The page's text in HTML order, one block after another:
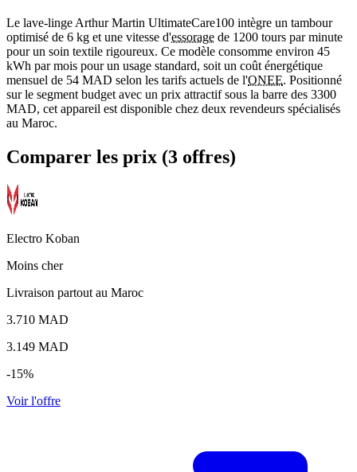
Le lave-linge Arthur Martin UltimateCare100 intègre un tambour
optimisé de 6 kg et une vitesse d'essorage de 1200 tours par minute
pour un soin textile rigoureux. Ce modèle consomme environ 45
kWh par mois pour un usage standard, soit un coût énergétique
mensuel de 54 MAD selon les tarifs actuels de l'ONEE. Positionné
sur le segment budget avec un prix attractif sous la barre des 3300
MAD, cet appareil est disponible chez deux revendeurs spécialisés
au Maroc.
Comparer les prix (3 offres)
Electro Koban
Moins cher
Livraison partout au Maroc
3.710 MAD
3.149 MAD
-15%
Voir l'offre